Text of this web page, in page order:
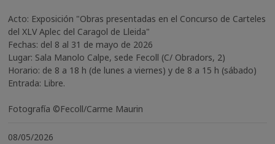
Acto: Exposición "Obras presentadas en el Concurso de Carteles
del XLV Aplec del Caragol de Lleida"
Fechas: del 8 al 31 de mayo de 2026
Lugar: Sala Manolo Calpe, sede Fecoll (C/ Obradors, 2)
Horario: de 8 a 18 h (de lunes a viernes) y de 8 a 15 h (sábado)
Entrada: Libre.
Fotografía ©Fecoll/Carme Maurin
08/05/2026